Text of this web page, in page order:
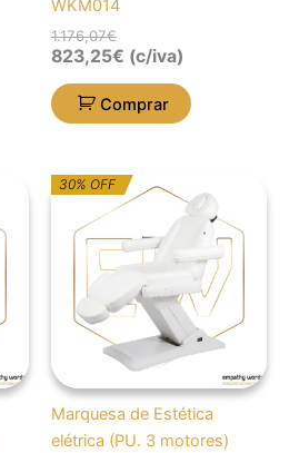
WKM014
1.176,07€
823,25€ (c/iva)
Comprar
30% OFF
Marquesa de Estética
elétrica (PU. 3 motores)
O
preço
era:
2.213,51€.
O
preço
é:
1.549,46€.